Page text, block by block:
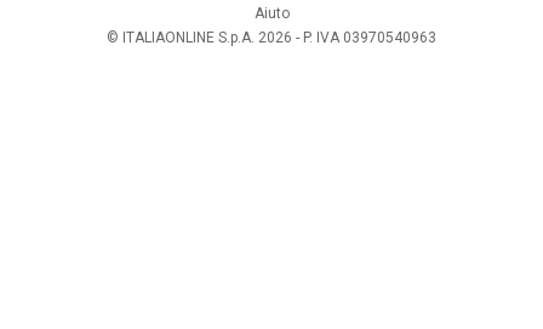
Aiuto
© ITALIAONLINE S.p.A. 2026 - P. IVA 03970540963